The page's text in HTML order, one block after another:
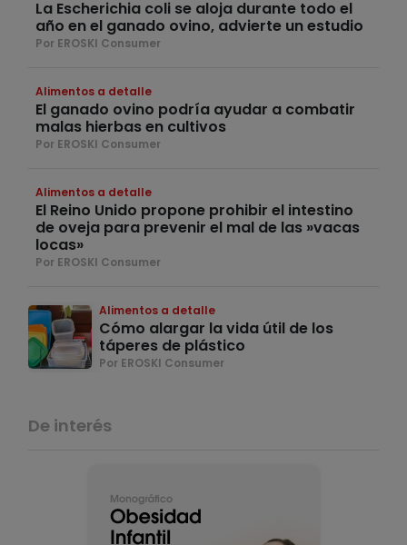
La Escherichia coli se aloja durante todo el
año en el ganado ovino, advierte un estudio
Por EROSKI Consumer
Alimentos a detalle
El ganado ovino podría ayudar a combatir
malas hierbas en cultivos
Por EROSKI Consumer
Alimentos a detalle
El Reino Unido propone prohibir el intestino
de oveja para prevenir el mal de las »vacas
locas»
Por EROSKI Consumer
Alimentos a detalle
Cómo alargar la vida útil de los
táperes de plástico
Por EROSKI Consumer
De interés